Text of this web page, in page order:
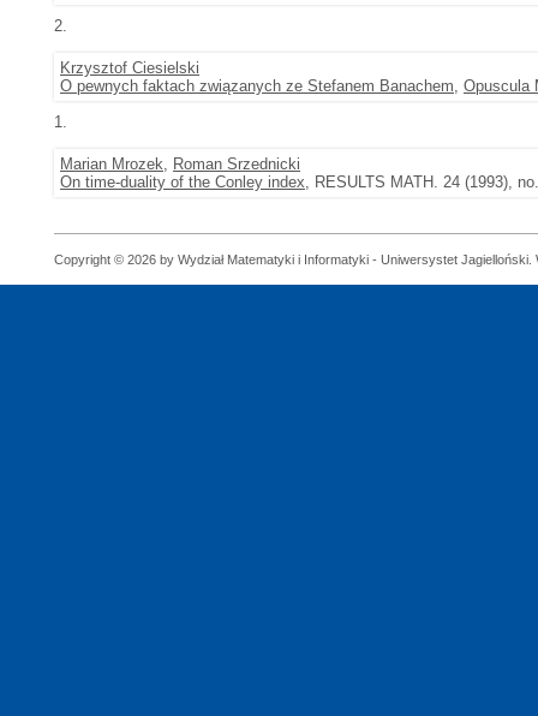
2.
Krzysztof Ciesielski
O pewnych faktach związanych ze Stefanem Banachem, Opuscula
1.
Marian Mrozek, Roman Srzednicki
On time-duality of the Conley index, RESULTS MATH. 24 (1993),
Copyright © 2026 by Wydział Matematyki i Informatyki - Uniwersystet